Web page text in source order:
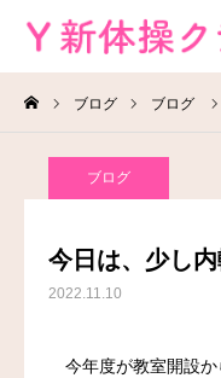
ブログ ブログ
ブログ
今日は、少し内
2022.11.10
今年度が教室開設か
無料体験
HOME